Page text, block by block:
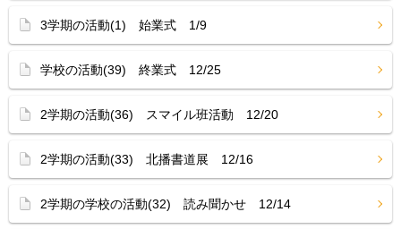
3学期の活動(1) 始業式 1/9
学校の活動(39) 終業式 12/25
2学期の活動(36) スマイル班活動 12/20
2学期の活動(33) 北播書道展 12/16
2学期の学校の活動(32) 読み聞かせ 12/14